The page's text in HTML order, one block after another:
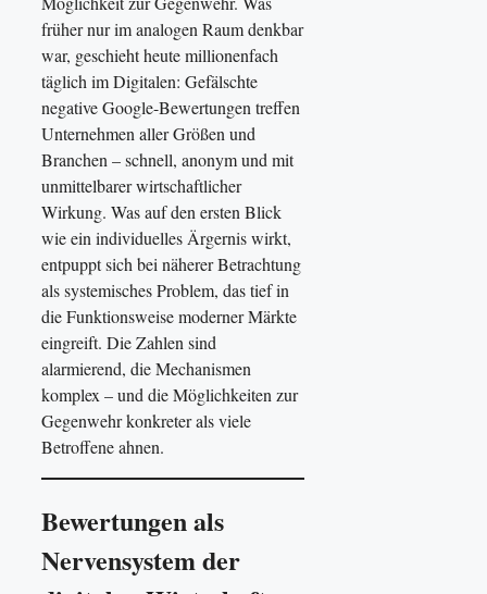
früher nur im analogen Raum denkbar
war, geschieht heute millionenfach
täglich im Digitalen: Gefälschte
negative Google-Bewertungen treffen
Unternehmen aller Größen und
Branchen – schnell, anonym und mit
unmittelbarer wirtschaftlicher
Wirkung. Was auf den ersten Blick
wie ein individuelles Ärgernis wirkt,
entpuppt sich bei näherer Betrachtung
als systemisches Problem, das tief in
die Funktionsweise moderner Märkte
eingreift. Die Zahlen sind
alarmierend, die Mechanismen
komplex – und die Möglichkeiten zur
Gegenwehr konkreter als viele
Betroffene ahnen.
Bewertungen als
Nervensystem der